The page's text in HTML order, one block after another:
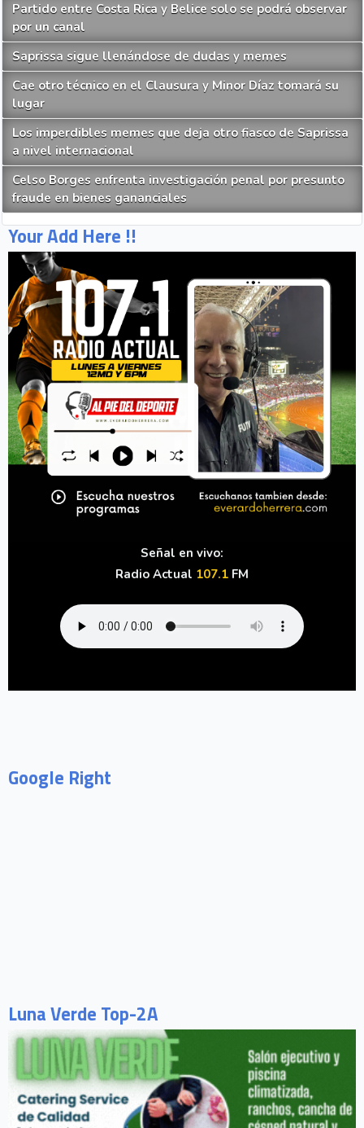
Partido entre Costa Rica y Belice solo se podrá observar
por un canal
Saprissa sigue llenándose de dudas y memes
Cae otro técnico en el Clausura y Minor Díaz tomará su
lugar
Los imperdibles memes que deja otro fiasco de Saprissa
a nivel internacional
Celso Borges enfrenta investigación penal por presunto
fraude en bienes gananciales
Your Add Here !!
Señal en vivo:
Radio Actual 107.1 FM
Google Right
Luna Verde Top-2A